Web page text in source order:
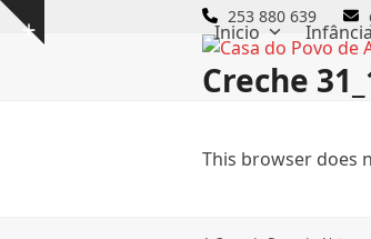
Skip
Show
253 880 639
Inicio
Creche
This browser does